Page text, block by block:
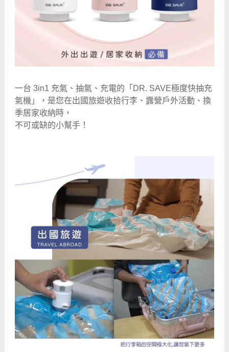
一台 3in1 充氣、抽氣、充電的「DR. SAVE極度快抽充
氣機」，是您在出國旅遊收拾行李、露營戶外活動、換
季居家收納時，
不可或缺的小幫手！